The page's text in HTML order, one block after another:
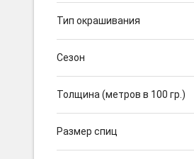
Тип окрашивания
Сезон
Толщина (метров в 100 гр.)
Размер спиц